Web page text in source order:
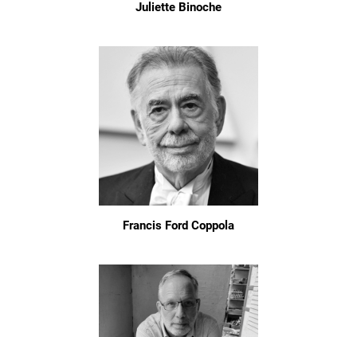
Juliette Binoche
Francis Ford Coppola